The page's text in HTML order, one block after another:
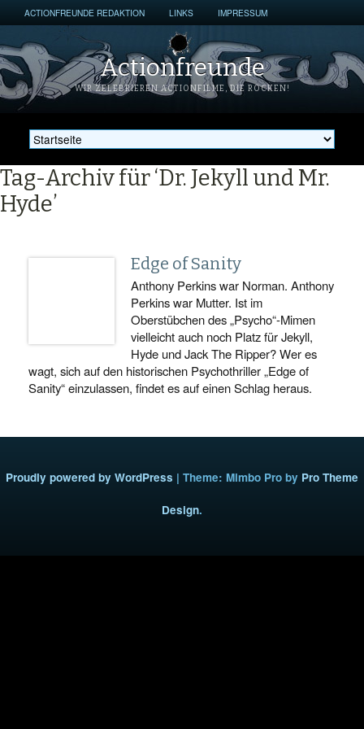
ACTIONFREUNDE REDAKTION LINKS IMPRESSUM
Actionfreunde
WIR ZELEBRIEREN ACTIONFILME, DIE ROCKEN!
Tag-Archiv für ‘Dr. Jekyll und Mr.
Hyde’
Edge of Sanity
Anthony Perkins war Norman. Anthony
Perkins war Mutter. Ist im
Oberstübchen des „Psycho“-Mimen
vielleicht auch noch Platz für Jekyll,
Hyde und Jack The Ripper? Wer es
wagt, sich auf den historischen Psychothriller „Edge of
Sanity“ einzulassen, findet es auf einen Schlag heraus.
Proudly powered by WordPress | Theme: Mimbo Pro by Pro Theme
Design.